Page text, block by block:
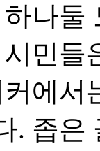
나둘
민들
에
. 좁은